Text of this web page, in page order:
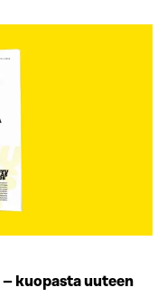
kuopasta uuteen